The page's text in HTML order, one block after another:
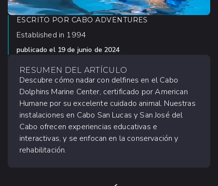
ESCRITO POR CABO ADVENTURES
Established in 1994
publicado el 19 de junio de 2024
RESUMEN DEL ARTÍCULO
Descubre cómo nadar con delfines en el Cabo
Dolphins Marine Center, certificado por American
Humane por su excelente cuidado animal. Nuestras
instalaciones en Cabo San Lucas y San José del
Cabo ofrecen experiencias educativas e
interactivas, y se enfocan en la conservación y
rehabilitación.